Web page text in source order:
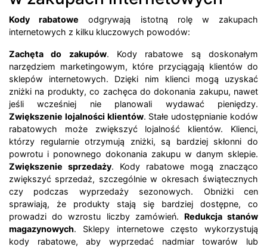
Kody rabatowe odgrywają istotną rolę w zakupach
internetowych z kilku kluczowych powodów:
Zachęta do zakupów. Kody rabatowe są doskonałym
narzędziem marketingowym, które przyciągają klientów do
sklepów internetowych. Dzięki nim klienci mogą uzyskać
zniżki na produkty, co zachęca do dokonania zakupu, nawet
jeśli wcześniej nie planowali wydawać pieniędzy.
Zwiększenie lojalności klientów. Stałe udostępnianie kodów
rabatowych może zwiększyć lojalność klientów. Klienci,
którzy regularnie otrzymują zniżki, są bardziej skłonni do
powrotu i ponownego dokonania zakupu w danym sklepie.
Zwiększenie sprzedaży. Kody rabatowe mogą znacząco
zwiększyć sprzedaż, szczególnie w okresach świątecznych
czy podczas wyprzedaży sezonowych. Obniżki cen
sprawiają, że produkty stają się bardziej dostępne, co
prowadzi do wzrostu liczby zamówień. Redukcja stanów
magazynowych. Sklepy internetowe często wykorzystują
kody rabatowe, aby wyprzedać nadmiar towarów lub